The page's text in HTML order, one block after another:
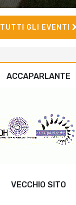
TUTTI GLI EVENTI
ACCAPARLANTE
VECCHIO SITO